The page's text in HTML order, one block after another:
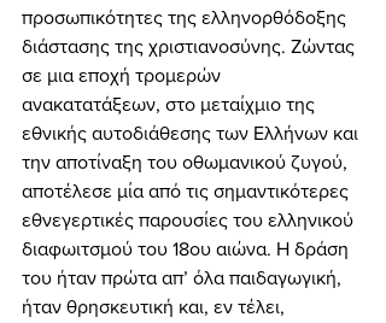
προσωπικότητες της ελληνορθόδοξης
διάστασης της χριστιανοσύνης. Ζώντας
σε μια εποχή τρομερών
ανακατατάξεων, στο μεταίχμιο της
εθνικής αυτοδιάθεσης των Ελλήνων και
την αποτίναξη του οθωμανικού ζυγού,
αποτέλεσε μία από τις σημαντικότερες
εθνεγερτικές παρουσίες του ελληνικού
διαφωιτσμού του 18ου αιώνα. Η δράση
του ήταν πρώτα απ’ όλα παιδαγωγική,
ήταν θρησκευτική και, εν τέλει,